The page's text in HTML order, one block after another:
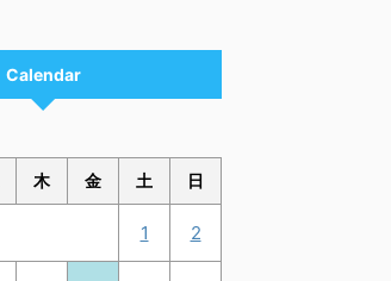
Calendar
木 金 土 日
1 2